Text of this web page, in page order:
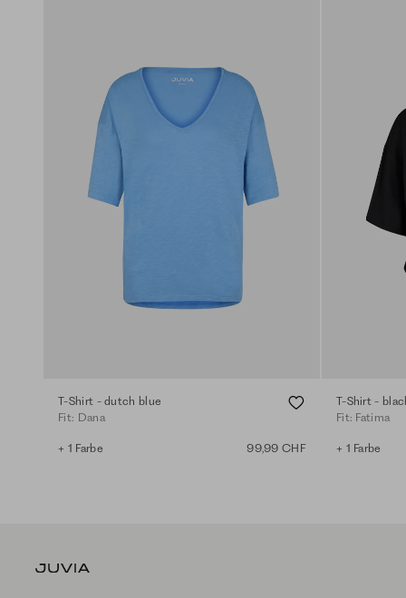
T-Shirt - dutch blue
Fit: Dana
+ 1 Farbe 99,99 CHF
T-Shirt -
Fit: Fatima
+ 1 Farbe